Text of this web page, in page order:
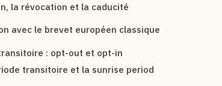
la révocation et la caducité
avec le brevet européen classique
: opt-out et opt-in
transitoire et la sunrise period